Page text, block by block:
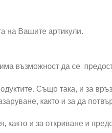
на Вашите артикули.
да се
Също така, и за
както и за да
и за откриване и